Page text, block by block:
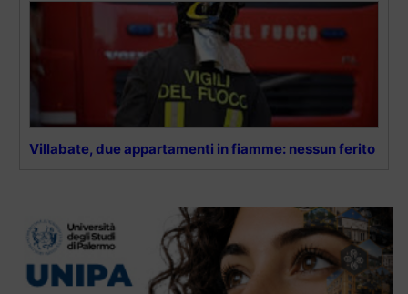
Villabate, due appartamenti in fiamme: nessun ferito